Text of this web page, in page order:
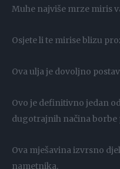
Muhe najviše mrze miris
Osjete li te mirise blizu
Ova ulja je dovoljno
Ovo je definitivno jedan
dugotrajnih načina borbe
Ova mješavina izvrsno
nametnika.